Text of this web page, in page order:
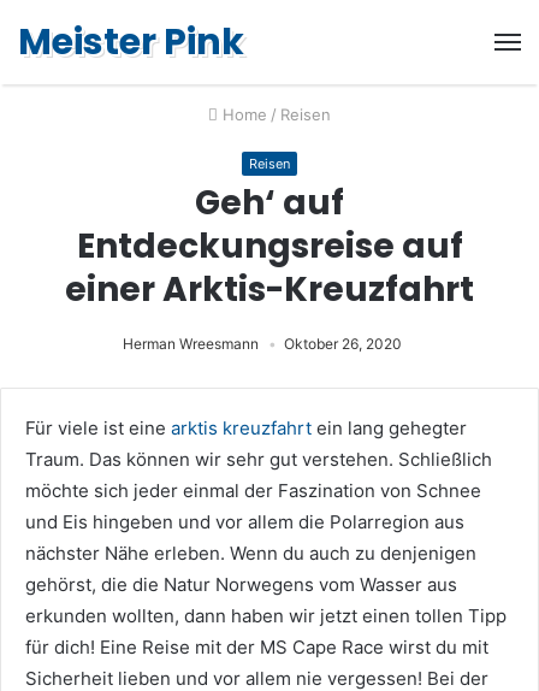
Meister Pink
Home / Reisen
Reisen
Geh‘ auf
Entdeckungsreise auf
einer Arktis-Kreuzfahrt
Herman Wreesmann Oktober 26, 2020
Für viele ist eine arktis kreuzfahrt ein lang gehegter
Traum. Das können wir sehr gut verstehen. Schließlich
möchte sich jeder einmal der Faszination von Schnee
und Eis hingeben und vor allem die Polarregion aus
nächster Nähe erleben. Wenn du auch zu denjenigen
gehörst, die die Natur Norwegens vom Wasser aus
erkunden wollten, dann haben wir jetzt einen tollen Tipp
für dich! Eine Reise mit der MS Cape Race wirst du mit
Sicherheit lieben und vor allem nie vergessen! Bei der